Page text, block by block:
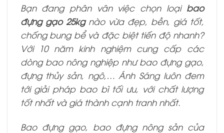
Bạn đang phân vân việc chọn loại bao
đựng gạo 25kg nào vừa đẹp, bền, giá tốt,
chống bung bể và đặc biệt tiến độ nhanh?
Với 10 năm kinh nghiệm cung cấp các
dòng bao nông nghiệp như bao đựng gạo,
đựng thủy sản, ngô,… Ánh Sáng luôn đem
tới giải pháp bao bì tối ưu, với chất lượng
tốt nhất và giá thành cạnh tranh nhất.
Bao đựng gạo, bao đựng nông sản của